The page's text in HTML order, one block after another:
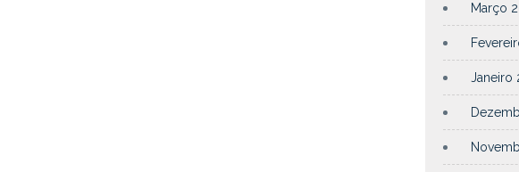
Março
Janeiro